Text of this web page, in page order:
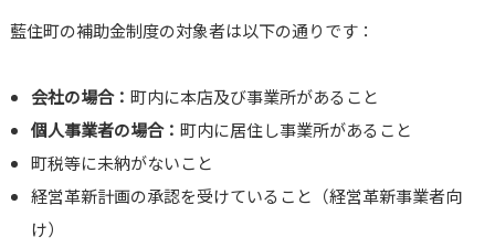
藍住町の補助金制度の対象者は以下の通りです：
会社の場合：町内に本店及び事業所があること
個人事業者の場合：町内に居住し事業所があること
町税等に未納がないこと
経営革新計画の承認を受けていること（経営革新事業者向
け）